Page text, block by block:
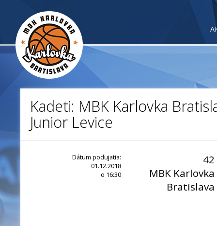
Kadeti: MBK Karlovka
Junior Levice
Dátum podujatia:
01.12.2018
o 16:30
42
MBK Karlovka
Bratislava